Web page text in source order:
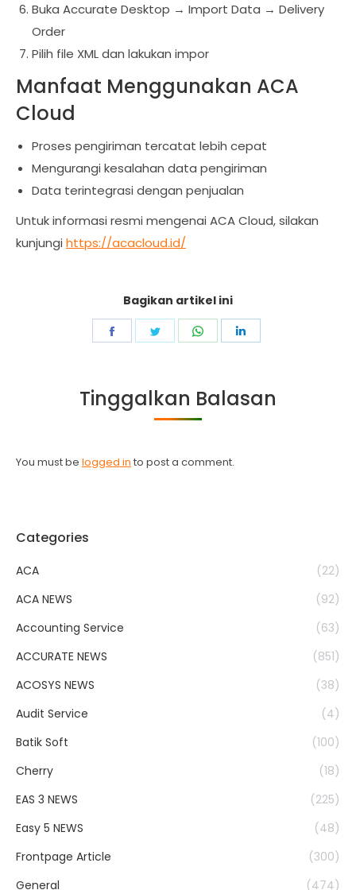
Buka Accurate Desktop → Import Data → Delivery
Order
Pilih file XML dan lakukan impor
Manfaat Menggunakan ACA
Cloud
Proses pengiriman tercatat lebih cepat
Mengurangi kesalahan data pengiriman
Data terintegrasi dengan penjualan
Untuk informasi resmi mengenai ACA Cloud, silakan
kunjungi https://acacloud.id/
Bagikan artikel ini
Share
Share
Share
Tinggalkan Balasan
You must be logged in to post a comment.
Categories
ACA
(22)
ACA NEWS
(92)
Accounting Service
(63)
ACCURATE NEWS
(851)
ACOSYS NEWS
(38)
Audit Service
(4)
Batik Soft
(100)
Cherry
(18)
EAS 3 NEWS
(225)
Easy 5 NEWS
(48)
Frontpage Article
(300)
General
(474)